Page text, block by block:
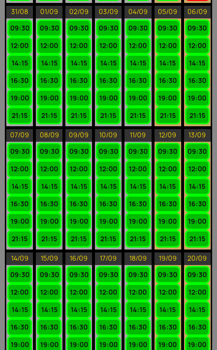
31/08
09:30
12:00
14:15
16:30
19:00
21:15
01/09
09:30
12:00
14:15
16:30
19:00
21:15
02/09
09:30
12:00
14:15
16:30
19:00
21:15
03/09
09:30
12:00
14:15
16:30
19:00
21:15
04/09
09:30
12:00
14:15
16:30
19:00
21:15
05/09
09:30
12:00
14:15
16:30
19:00
21:15
06/09
09:30
12:00
14:15
16:30
19:00
21:15
07/09
09:30
12:00
14:15
16:30
19:00
21:15
08/09
09:30
12:00
14:15
16:30
19:00
21:15
09/09
09:30
12:00
14:15
16:30
19:00
21:15
10/09
09:30
12:00
14:15
16:30
19:00
21:15
11/09
09:30
12:00
14:15
16:30
19:00
21:15
12/09
09:30
12:00
14:15
16:30
19:00
21:15
13/09
09:30
12:00
14:15
16:30
19:00
21:15
14/09
09:30
12:00
14:15
16:30
19:00
15/09
09:30
12:00
14:15
16:30
19:00
16/09
09:30
12:00
14:15
16:30
19:00
17/09
09:30
12:00
14:15
16:30
19:00
18/09
09:30
12:00
14:15
16:30
19:00
19/09
09:30
12:00
14:15
16:30
19:00
20/09
09:30
12:00
14:15
16:30
19:00